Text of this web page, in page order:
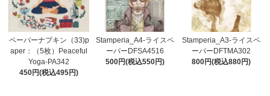
ペーパーナプキン（33)p
aper：（5枚）Peaceful
Yoga-PA342
450円(税込495円)
Stamperia_A4-ライスペ
ーパーDFSA4516
500円(税込550円)
Stamperia_A3-ライスペ
ーパーDFTMA302
800円(税込880円)